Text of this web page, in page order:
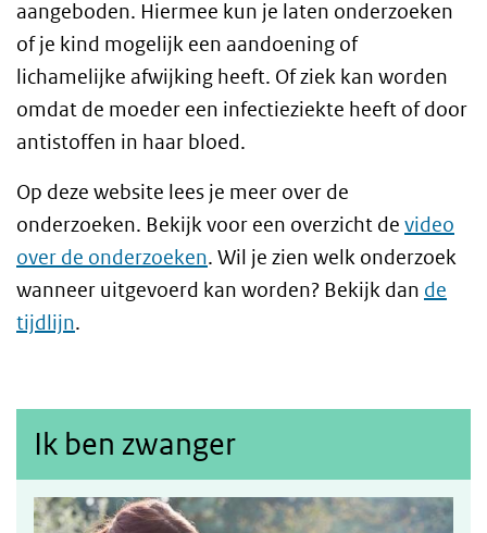
aangeboden. Hiermee kun je laten onderzoeken
of je kind mogelijk een aandoening of
lichamelijke afwijking heeft. Of ziek kan worden
omdat de moeder een infectieziekte heeft of door
antistoffen in haar bloed.
Op deze website lees je meer over de
onderzoeken. Bekijk voor een overzicht de video
over de onderzoeken. Wil je zien welk onderzoek
wanneer uitgevoerd kan worden? Bekijk dan de
tijdlijn.
Ik ben zwanger